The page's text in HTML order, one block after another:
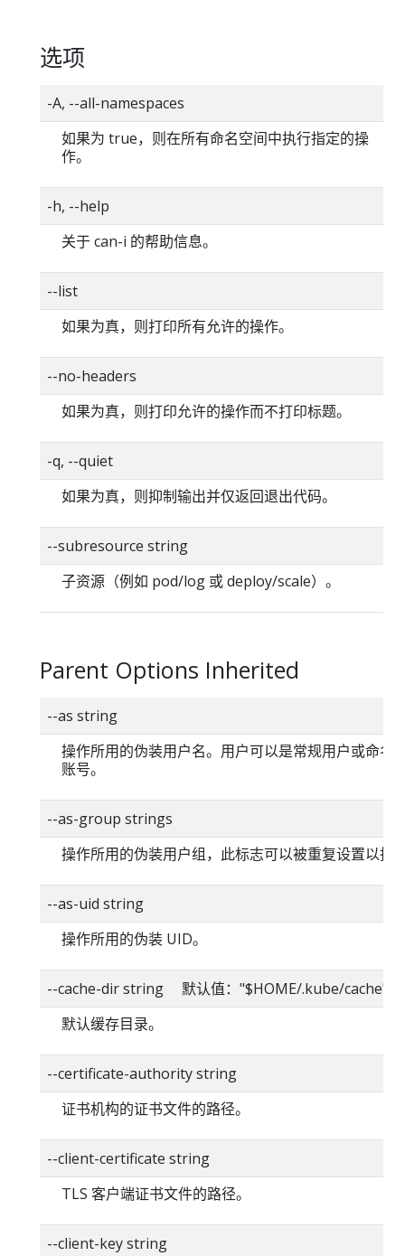
选项
-A, --all-namespaces
如果为 true，则在所有命名空间中执行指定的操
作。
-h, --help
关于 can-i 的帮助信息。
--list
如果为真，则打印所有允许的操作。
--no-headers
如果为真，则打印允许的操作而不打印标题。
-q, --quiet
如果为真，则抑制输出并仅返回退出代码。
--subresource string
子资源（例如 pod/log 或 deploy/scale）。
Parent Options Inherited
--as string
操作所用的伪装用户名。用户可以是常规用户或命名
账号。
--as-group strings
操作所用的伪装用户组，此标志可以被重复设置以指
--as-uid string
操作所用的伪装 UID。
--cache-dir string 默认值："$HOME/.kube/cache"
默认缓存目录。
--certificate-authority string
证书机构的证书文件的路径。
--client-certificate string
TLS 客户端证书文件的路径。
--client-key string